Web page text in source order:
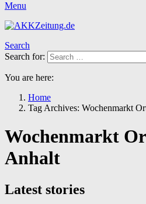
Menu
Search
Search for:
You are here:
Home
Tag Archives: Wochenmarkt
Wochenmarkt
Anhalt
Latest stories